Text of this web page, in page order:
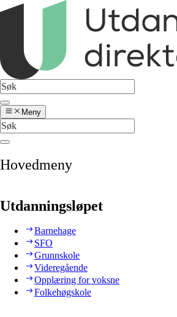
Meny
Hovedmeny
Utdanningsløpet
Barnehage
SFO
Grunnskole
Videregående
Opplæring for voksne
Folkehøgskole